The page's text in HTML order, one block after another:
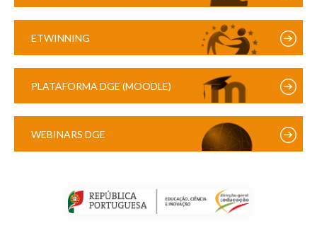
ETWINNING
PLATAFORMA DGE (MOODLE)
WEBINARS DGE